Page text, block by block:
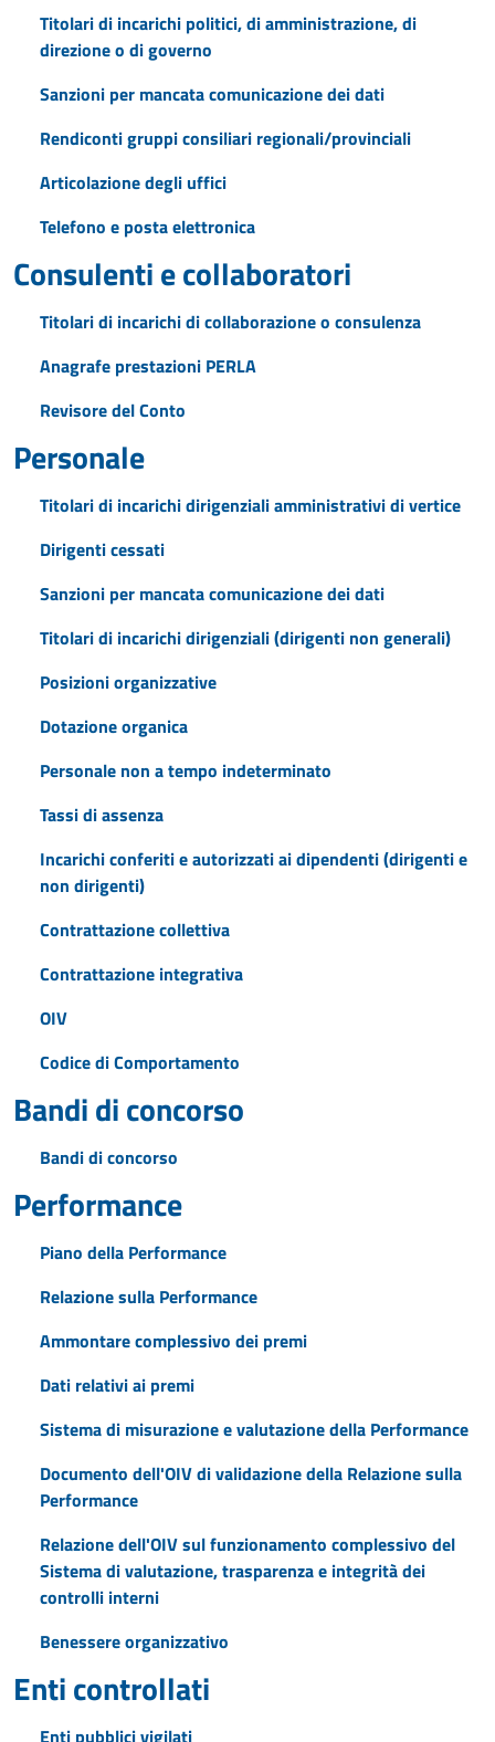
Titolari di incarichi politici, di amministrazione, di
direzione o di governo
Sanzioni per mancata comunicazione dei dati
Rendiconti gruppi consiliari regionali/provinciali
Articolazione degli uffici
Telefono e posta elettronica
Consulenti e collaboratori
Titolari di incarichi di collaborazione o consulenza
Anagrafe prestazioni PERLA
Revisore del Conto
Personale
Titolari di incarichi dirigenziali amministrativi di vertice
Dirigenti cessati
Sanzioni per mancata comunicazione dei dati
Titolari di incarichi dirigenziali (dirigenti non generali)
Posizioni organizzative
Dotazione organica
Personale non a tempo indeterminato
Tassi di assenza
Incarichi conferiti e autorizzati ai dipendenti (dirigenti e
non dirigenti)
Contrattazione collettiva
Contrattazione integrativa
OIV
Codice di Comportamento
Bandi di concorso
Bandi di concorso
Performance
Piano della Performance
Relazione sulla Performance
Ammontare complessivo dei premi
Dati relativi ai premi
Sistema di misurazione e valutazione della Performance
Documento dell'OIV di validazione della Relazione sulla
Performance
Relazione dell'OIV sul funzionamento complessivo del
Sistema di valutazione, trasparenza e integrità dei
controlli interni
Benessere organizzativo
Enti controllati
Enti pubblici vigilati